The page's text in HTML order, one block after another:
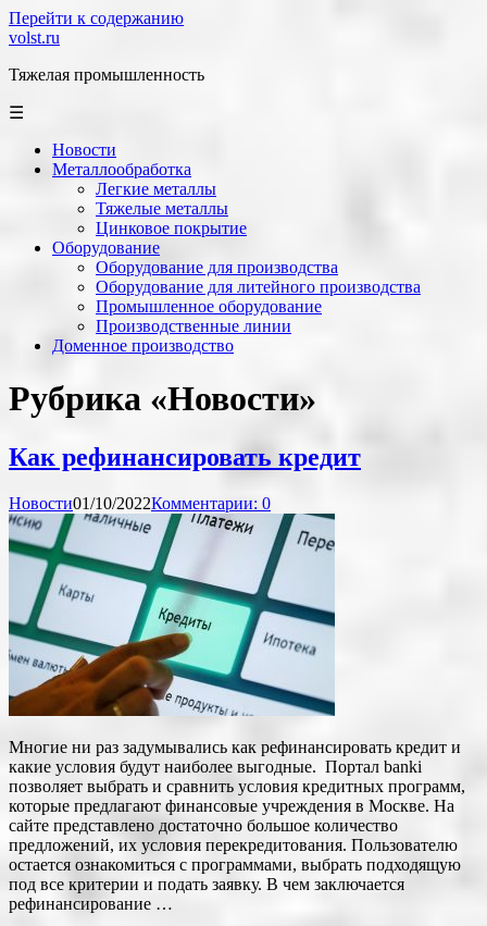
Перейти к содержанию
volst.ru
Тяжелая промышленность
☰
Новости
Металлообработка
Легкие металлы
Тяжелые металлы
Цинковое покрытие
Оборудование
Оборудование для производства
Оборудование для литейного производства
Промышленное оборудование
Производственные линии
Доменное производство
Рубрика «Новости»
Как рефинансировать кредит
Новости01/10/2022Комментарии: 0
Многие ни раз задумывались как рефинансировать кредит и
какие условия будут наиболее выгодные. Портал banki
позволяет выбрать и сравнить условия кредитных программ,
которые предлагают финансовые учреждения в Москве. На
сайте представлено достаточно большое количество
предложений, их условия перекредитования. Пользователю
остается ознакомиться с программами, выбрать подходящую
под все критерии и подать заявку. В чем заключается
рефинансирование …